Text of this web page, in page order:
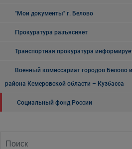
"Мои документы" г. Белово
Прокуратура разъясняет
Транспортная прокуратура
Военный комиссариат городов Белово
района Кемеровской области – Кузбасса
Социальный фонд России